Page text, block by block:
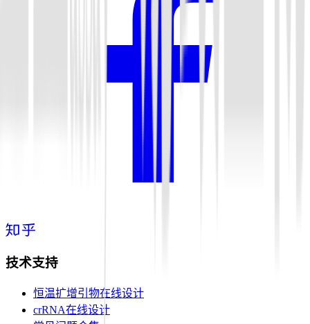
技术支持
恒温扩增引物在线设计
crRNA在线设计